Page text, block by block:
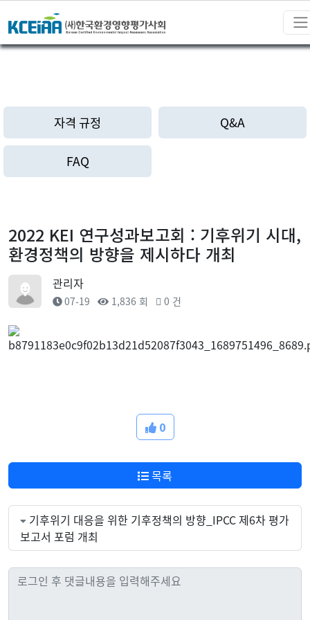
자격 규정 Q&A
FAQ
2022 KEI 연구성과보고회 : 기후위기 시대,
환경정책의 방향을 제시하다 개최
관리자
07-19 1,836 회 0 건
0
목록
기후위기 대응을 위한 기후정책의 방향_IPCC 제6차 평가
보고서 포럼 개최